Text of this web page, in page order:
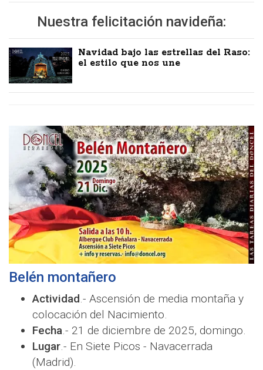
Nuestra felicitación navideña:
Navidad bajo las estrellas del Raso:
el estilo que nos une
Belén montañero
Actividad .- Ascensión de media montaña y
colocación del Nacimiento.
Fecha .- 21 de diciembre de 2025, domingo.
Lugar .- En Siete Picos - Navacerrada
(Madrid).